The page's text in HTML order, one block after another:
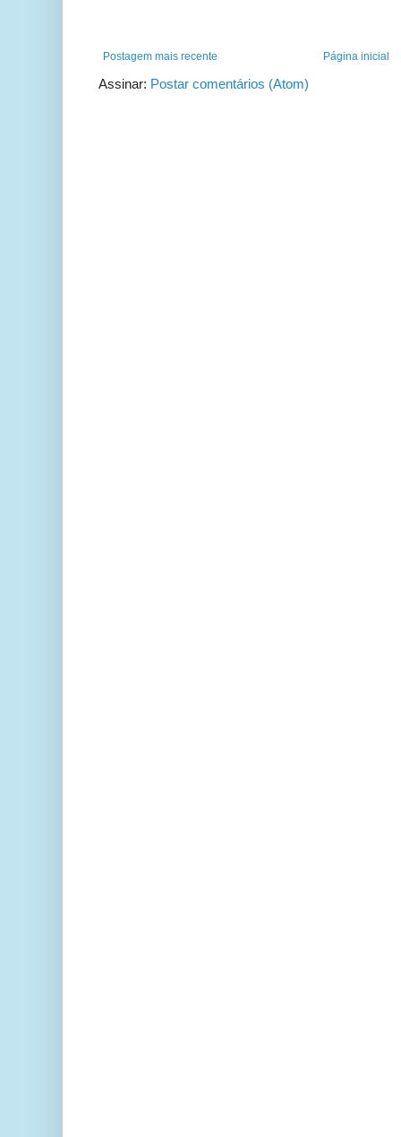
Postagem mais recente Página inicial
Assinar: Postar comentários (Atom)